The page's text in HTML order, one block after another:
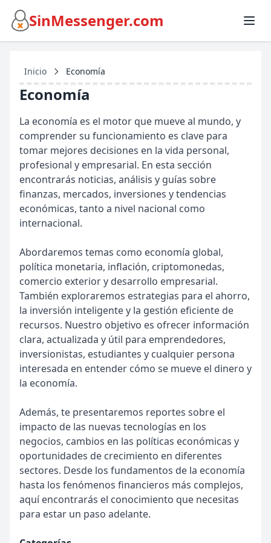
SinMessenger.com
Inicio Economía
Economía
La economía es el motor que mueve al mundo, y
comprender su funcionamiento es clave para
tomar mejores decisiones en la vida personal,
profesional y empresarial. En esta sección
encontrarás noticias, análisis y guías sobre
finanzas, mercados, inversiones y tendencias
económicas, tanto a nivel nacional como
internacional.
Abordaremos temas como economía global,
política monetaria, inflación, criptomonedas,
comercio exterior y desarrollo empresarial.
También exploraremos estrategias para el ahorro,
la inversión inteligente y la gestión eficiente de
recursos. Nuestro objetivo es ofrecer información
clara, actualizada y útil para emprendedores,
inversionistas, estudiantes y cualquier persona
interesada en entender cómo se mueve el dinero y
la economía.
Además, te presentaremos reportes sobre el
impacto de las nuevas tecnologías en los
negocios, cambios en las políticas económicas y
oportunidades de crecimiento en diferentes
sectores. Desde los fundamentos de la economía
hasta los fenómenos financieros más complejos,
aquí encontrarás el conocimiento que necesitas
para estar un paso adelante.